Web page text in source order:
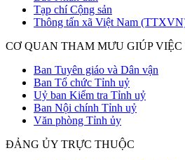
Tạp chí Cộng sản
Thông tấn xã Việt Nam
CƠ QUAN THAM MƯU GIÚP
Ban Tuyên giáo và Dân vận
Ban Tổ chức Tỉnh uỷ
Uỷ ban Kiểm tra Tỉnh uỷ
Ban Nội chính Tỉnh uỷ
Văn phòng Tỉnh ủy
ĐẢNG ỦY TRỰC THUỘC